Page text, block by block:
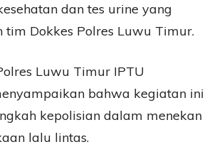
dan tes urine yang
tim Dokkes Polres Luwu Timur.
Luwu Timur IPTU
bahwa kegiatan ini
kepolisian dalam menekan
lalu lintas.